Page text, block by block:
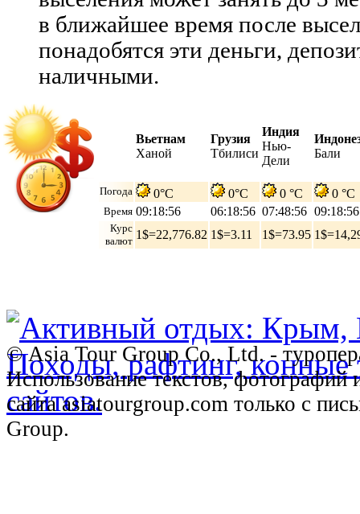
в ближайшее время после
понадобятся эти деньги,
наличными.
Вьетнам
Ханой
Грузия
Тбилиси
Индия
Нью-
Дели
Бали
Погода 0°C 0°C 0 °C 0 °C
Время 09:18:57 06:18:57 07:48:57 09:18:57
Курс
валют 1$=22,776.82 1$=3.11 1$=73.95
© Asia Tour Group Co., Ltd. -
Использование текстов,
сайта asiatourgroup.com только с
Group.